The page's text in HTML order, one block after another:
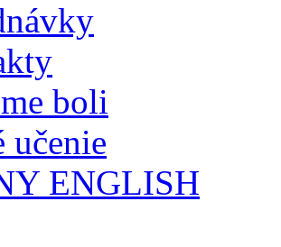
boli
učenie
ENGLISH